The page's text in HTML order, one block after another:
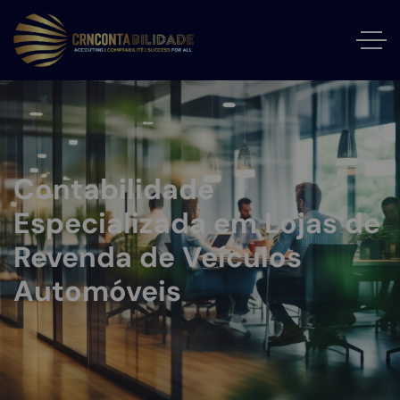
Contabilidade
Especializada em Lojas de
Revenda de Veículos
Automóveis